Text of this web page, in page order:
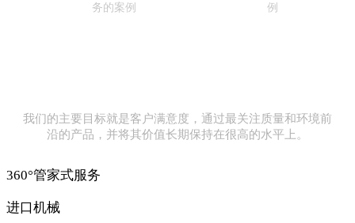
务的案例
例
我们的主要目标就是客户满意度，通过最关注质量和环境前
沿的产品，并将其价值长期保持在很高的水平上。
360°管家式服务
进口机械